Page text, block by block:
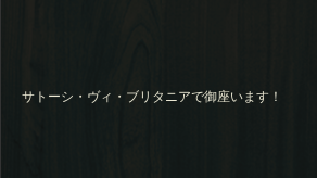
サトーシ・ヴィ・ブリタニアで御座います！